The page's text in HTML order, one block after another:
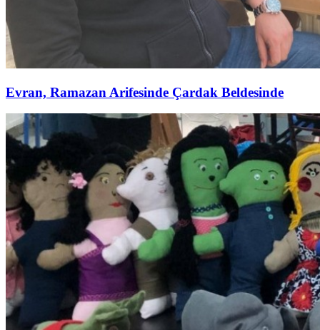
Evran, Ramazan Arifesinde Çardak Beldesinde